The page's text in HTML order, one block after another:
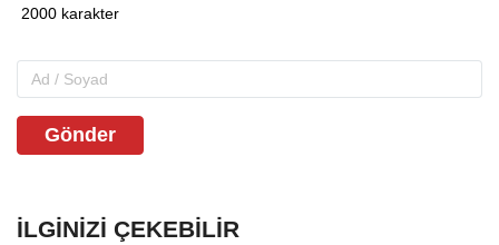
Gönder
İLGINIZI ÇEKEBILIR